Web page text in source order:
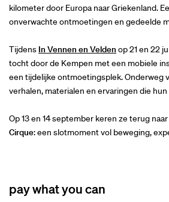
kilometer door Europa naar Griekenland.
onverwachte ontmoetingen en gedeelde
Tijdens In Vennen en Velden op 21 en 22
tocht door de Kempen met een mobiele
een tijdelijke ontmoetingsplek. Onderweg
verhalen, materialen en ervaringen die
Op 13 en 14 september keren ze terug
Cirque: een slotmoment vol beweging,
pay what you can